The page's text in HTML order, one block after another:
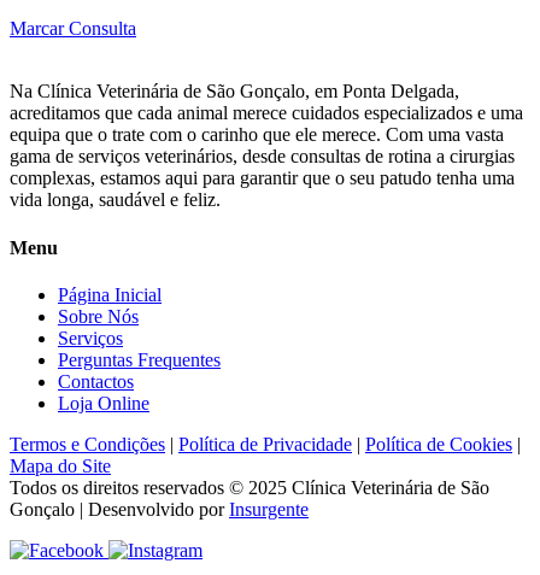
Marcar Consulta
Na Clínica Veterinária de São Gonçalo, em Ponta Delgada,
acreditamos que cada animal merece cuidados especializados e uma
equipa que o trate com o carinho que ele merece. Com uma vasta
gama de serviços veterinários, desde consultas de rotina a cirurgias
complexas, estamos aqui para garantir que o seu patudo tenha uma
vida longa, saudável e feliz.
Menu
Página Inicial
Sobre Nós
Serviços
Perguntas Frequentes
Contactos
Loja Online
Termos e Condições | Política de Privacidade | Política de Cookies |
Mapa do Site
Todos os direitos reservados © 2025 Clínica Veterinária de São
Gonçalo | Desenvolvido porInsurgente